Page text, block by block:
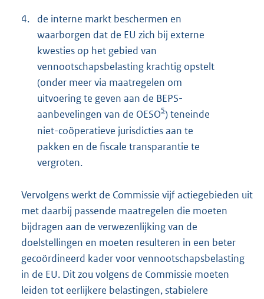
4.
de interne markt beschermen en
waarborgen dat de EU zich bij externe
kwesties op het gebied van
vennootschapsbelasting krachtig opstelt
(onder meer via maatregelen om
uitvoering te geven aan de BEPS-
aanbevelingen van de OESO5) teneinde
niet-coöperatieve jurisdicties aan te
pakken en de fiscale transparantie te
vergroten.
Vervolgens werkt de Commissie vijf actiegebieden uit
met daarbij passende maatregelen die moeten
bijdragen aan de verwezenlijking van de
doelstellingen en moeten resulteren in een beter
gecoördineerd kader voor vennootschapsbelasting
in de EU. Dit zou volgens de Commissie moeten
leiden tot eerlijkere belastingen, stabielere